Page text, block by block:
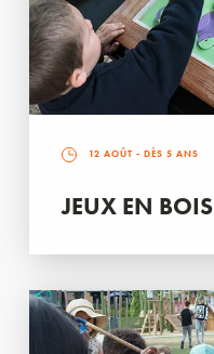
12 AOÛT - DÈS 5 ANS
JEUX EN BOIS